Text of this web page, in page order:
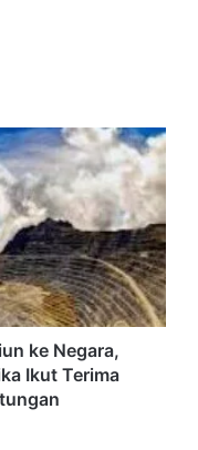
ke Negara,
Ikut Terima